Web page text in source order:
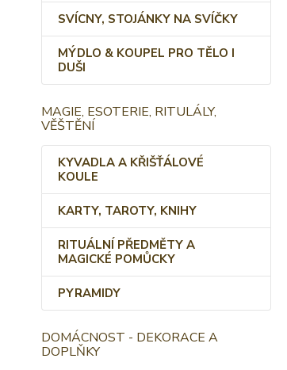
SVÍCNY, STOJÁNKY NA SVÍČKY
MÝDLO & KOUPEL PRO TĚLO I
DUŠI
MAGIE, ESOTERIE, RITULÁLY,
VĚŠTĚNÍ
KYVADLA A KŘIŠŤÁLOVÉ
KOULE
KARTY, TAROTY, KNIHY
RITUÁLNÍ PŘEDMĚTY A
MAGICKÉ POMŮCKY
PYRAMIDY
DOMÁCNOST - DEKORACE A
DOPLŇKY